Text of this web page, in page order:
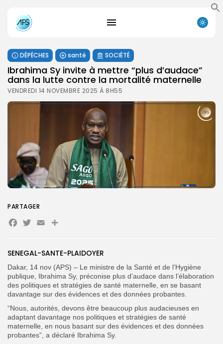
Search
for:
Search
Button
FR
DÉPÊCHES santé SOCIÉTÉ
Ibrahima Sy invite à mettre “plus d’audace”
dans la lutte contre la mortalité maternelle
VENDREDI 14 NOVEMBRE 2025 À 8H55
SENEGAL-SANTE-PLAIDOYER
Dakar, 14 nov (APS) – Le ministre de la Santé et de l’Hygiène
publique, Ibrahima Sy, préconise plus d’audace dans l’élaboration
des politiques et stratégies de santé maternelle, en se basant
davantage sur des évidences et des données probantes.
“Nous, autorités, devons être beaucoup plus audacieuses en
adaptant davantage nos politiques et stratégies de santé
maternelle, en nous basant sur des évidences et des données
probantes”, a déclaré Ibrahima Sy.
PARTAGER
Facebook
Twitter
EmailPartager